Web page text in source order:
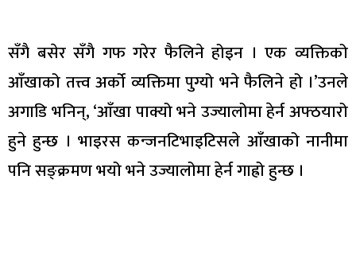
सँगै बसेर सँगै गफ गरेर फैलिने होइन । एक व्यक्तिको
आँखाको तत्त्व अर्को व्यक्तिमा पुग्यो भने फैलिने हो ।’उनले
अगाडि भनिन्, ‘आँखा पाक्यो भने उज्यालोमा हेर्न अफ्ठयारो
हुने हुन्छ । भाइरस कन्जनटिभाइटिसले आँखाको नानीमा
पनि सङ्क्रमण भयो भने उज्यालोमा हेर्न गाह्रो हुन्छ ।